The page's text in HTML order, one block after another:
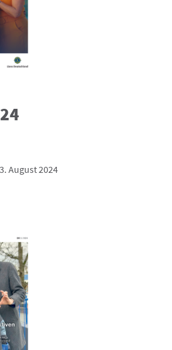
August 2024